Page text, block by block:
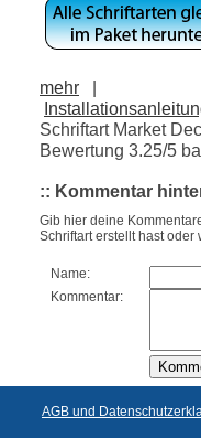
mehr
|
Schriftart Market
Bewertung 3.25/5
:: Kommentar
Gib hier deine
Schriftart erstellt hast oder
Name:
Kommentar:
AGB und